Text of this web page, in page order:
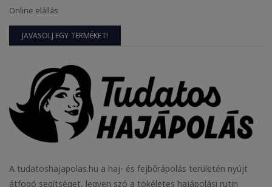
A tudatoshajapolas.hu a haj- és fejbőrápolás területén nyújt
átfogó segítséget, legyen szó a tökéletes hajápolási rutin
Online elállás
JAVASOLJ EGY TERMÉKET!